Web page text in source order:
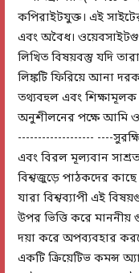
কপিরাইটযুক্ত। এই
এবং অবৈধ।
লিখিত বিষয়বস্তু যদি
লিঙ্কটি ফিরিয়ে আনা
তথ্যবহুল এবং শিক্ষামূলক
অনুশীলনের পক্ষে আমি
------------------- ----
এবং বিরল মূল্যবান
বিশ্বজুড়ে পাঠকদের কাছে
যারা বিশ্বব্যাপী এই
উপর ভিত্তি করে মাননীয়
দয়া করে অপব্যবহার
একটি ক্রিয়েটিভ কমন্স